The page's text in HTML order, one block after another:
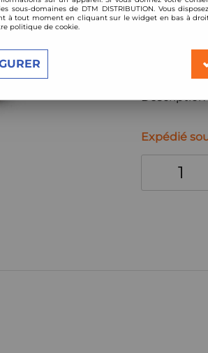
kit
année 1996-2001
Description
Expédié
sous-domaines de DTM DISTRIBUTION. Vous
à tout moment en cliquant sur le widget en bas à
politique de cookie.